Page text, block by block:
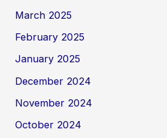
March 2025
February 2025
January 2025
December 2024
November 2024
October 2024